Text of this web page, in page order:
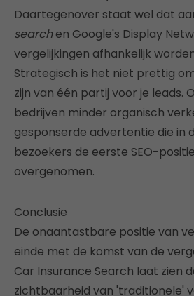
Daartegenover staat wel dat
searchen Google's Display
vergelijkingen afhankelijk
Strategisch is het niet prettig
zijn van één partij voor je leads.
bedrijven minder organisch
gesponserde advertentie die in
bezoekers de eerste SEO-
overgenomen.
Conclusie
De onaantastbare positie van
einde met de komst van de
Car Insurance Search laat zien
zichtbaarheid van 'traditionele'